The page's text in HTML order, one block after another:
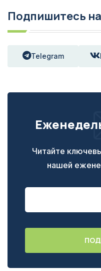
Подпишитесь
Telegram
Читайте
нашей